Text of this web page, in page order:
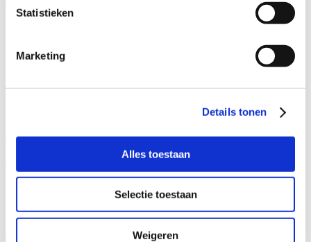
Statistieken
Marketing
Details tonen
Alles toestaan
Selectie toestaan
Weigeren
Specialisatieverenigingen
ADR.MED®
Filters:
Wij helpen u graag!
Stap 1: Bel of mail onze juristen van de intakebalie
Stap 3: Kies de beste oplossing voor uw situatie